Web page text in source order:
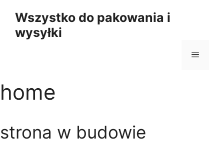
treści
Wszystko do pakowania i
wysyłki
Menu
home
strona w budowie